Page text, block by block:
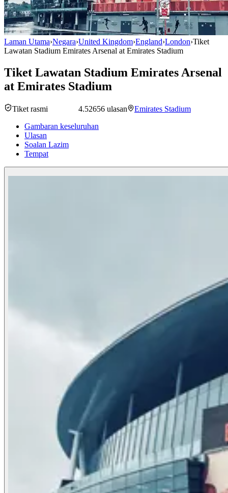
Laman Utama›Negara›United Kingdom›England›London›Tiket
Lawatan Stadium Emirates Arsenal at Emirates Stadium
Tiket Lawatan Stadium Emirates Arsenal
at Emirates Stadium
Tiket rasmi 4.52656 ulasan
Emirates Stadium
Gambaran keseluruhan
Ulasan
Soalan Lazim
Tempat